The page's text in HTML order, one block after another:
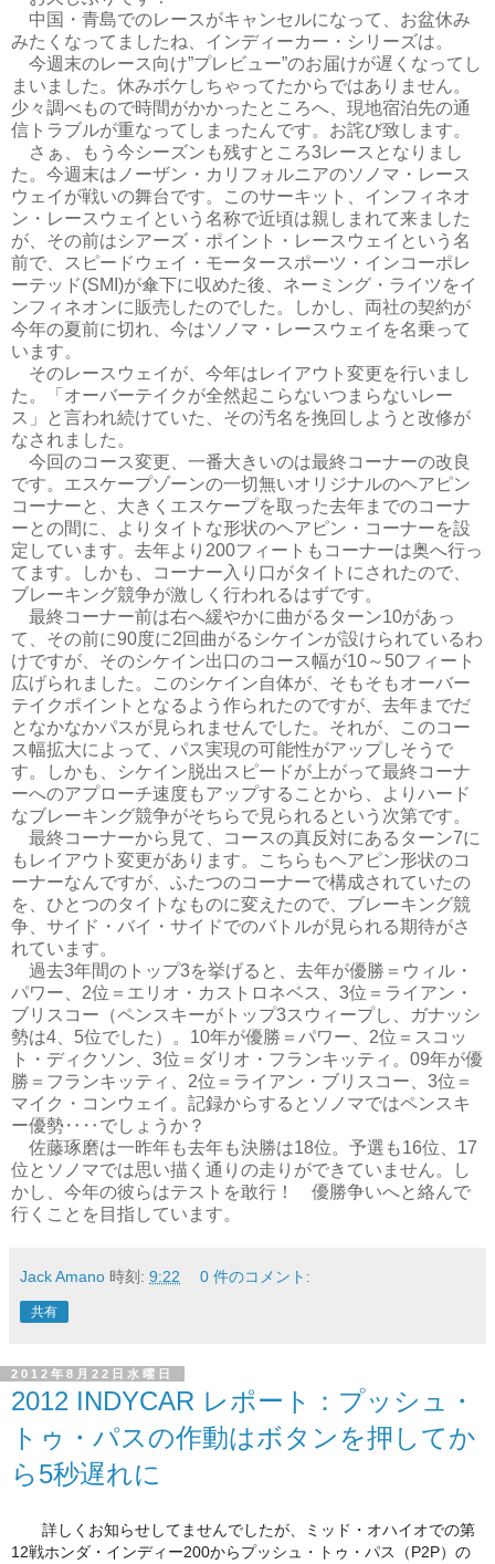
中国・青島でのレースがキャンセルになって、お盆休み
みたくなってましたね、インディーカー・シリーズは。
今週末のレース向け”プレビュー”のお届けが遅くなってし
まいました。休みボケしちゃってたからではありません。
少々調べもので時間がかかったところへ、現地宿泊先の通
信トラブルが重なってしまったんです。お詫び致します。
さぁ、もう今シーズンも残すところ3レースとなりまし
た。今週末はノーザン・カリフォルニアのソノマ・レース
ウェイが戦いの舞台です。このサーキット、インフィネオ
ン・レースウェイという名称で近頃は親しまれて来ました
が、その前はシアーズ・ポイント・レースウェイという名
前で、スピードウェイ・モータースポーツ・インコーポレ
ーテッド(SMI)が傘下に収めた後、ネーミング・ライツをイ
ンフィネオンに販売したのでした。しかし、両社の契約が
今年の夏前に切れ、今はソノマ・レースウェイを名乗って
います。
そのレースウェイが、今年はレイアウト変更を行いまし
た。「オーバーテイクが全然起こらないつまらないレー
ス」と言われ続けていた、その汚名を挽回しようと改修が
なされました。
今回のコース変更、一番大きいのは最終コーナーの改良
です。エスケープゾーンの一切無いオリジナルのヘアピン
コーナーと、大きくエスケープを取った去年までのコーナ
ーとの間に、よりタイトな形状のヘアピン・コーナーを設
定しています。去年より200フィートもコーナーは奥へ行っ
てます。しかも、コーナー入り口がタイトにされたので、
ブレーキング競争が激しく行われるはずです。
最終コーナー前は右へ緩やかに曲がるターン10があっ
て、その前に90度に2回曲がるシケインが設けられているわ
けですが、そのシケイン出口のコース幅が10～50フィート
広げられました。このシケイン自体が、そもそもオーバー
テイクポイントとなるよう作られたのですが、去年までだ
となかなかパスが見られませんでした。それが、このコー
ス幅拡大によって、パス実現の可能性がアップしそうで
す。しかも、シケイン脱出スピードが上がって最終コーナ
ーへのアプローチ速度もアップすることから、よりハード
なブレーキング競争がそちらで見られるという次第です。
最終コーナーから見て、コースの真反対にあるターン7に
もレイアウト変更があります。こちらもヘアピン形状のコ
ーナーなんですが、ふたつのコーナーで構成されていたの
を、ひとつのタイトなものに変えたので、ブレーキング競
争、サイド・バイ・サイドでのバトルが見られる期待がさ
れています。
過去3年間のトップ3を挙げると、去年が優勝＝ウィル・
パワー、2位＝エリオ・カストロネベス、3位＝ライアン・
ブリスコー（ペンスキーがトップ3スウィープし、ガナッシ
勢は4、5位でした）。10年が優勝＝パワー、2位＝スコッ
ト・ディクソン、3位＝ダリオ・フランキッティ。09年が優
勝＝フランキッティ、2位＝ライアン・ブリスコー、3位＝
マイク・コンウェイ。記録からするとソノマではペンスキ
ー優勢‥‥でしょうか？
佐藤琢磨は一昨年も去年も決勝は18位。予選も16位、17
位とソノマでは思い描く通りの走りができていません。し
かし、今年の彼らはテストを敢行！ 優勝争いへと絡んで
行くことを目指しています。
Jack Amano 時刻: 9:22 0 件のコメント:
共有
2012年8月22日水曜日
2012 INDYCAR レポート：プッシュ・
トゥ・パスの作動はボタンを押してか
ら5秒遅れに
詳しくお知らせしてませんでしたが、ミッド・ オハイオでの第
12戦ホンダ・インディー200からプッシュ・
トゥ・パス（P2P）の